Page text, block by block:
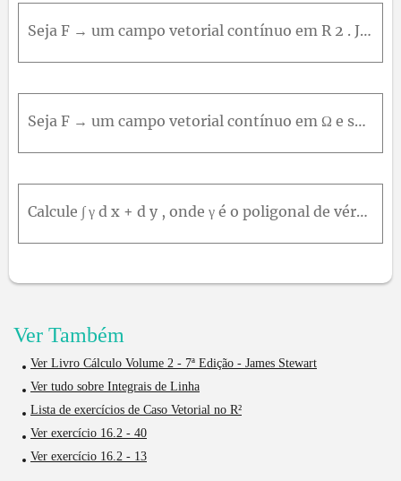
Seja F → um campo vetorial contínuo em R 2 . Justifique as igualdades. ∫ γ 1 F → ⋅ d γ → 1 = ∫ γ 2 F → ⋅ d γ → 2 Onde γ 1 t = cos ⁡ t , s e nt , 0 ≤ t ≤ 2 π , e γ 2 u = cos ⁡ 2 u , s e n2 u ,0 ≤ u ≤ π
Seja F → um campo vetorial contínuo em Ω e sejam γ 1 : a , b → Ω e γ 2 : c , d → Ω duas curvas quaisquer de classe C 1 , tais que I mγ 1 = I mγ 2 . A afirmação ∫ γ 1 F → ⋅ d γ 1 = ∫ γ 2 F → ⋅ d γ 2 Ou
Calcule ∫ γ d x + d y , onde γ é o poligonal de vértice A 0 = 0,0 , A 1 = 1,2 , A 2 = - 1,3 , A 3 = - 2,1 e A 4 = - 1 , - 1 , sendo γ orientada de A 0 para A 4 .
Ver Também
Ver Livro Cálculo Volume 2 - 7ª Edição - James Stewart
Ver tudo sobre Integrais de Linha
Lista de exercícios de Caso Vetorial no R²
Ver exercício 16.2 - 40
Ver exercício 16.2 - 13